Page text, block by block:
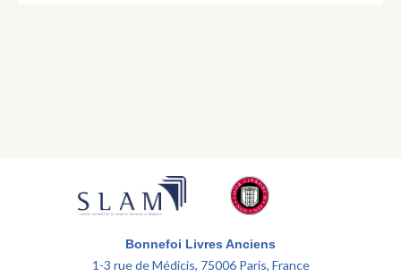
Bonnefoi Livres Anciens
1-3 rue de Médicis, 75006 Paris, France